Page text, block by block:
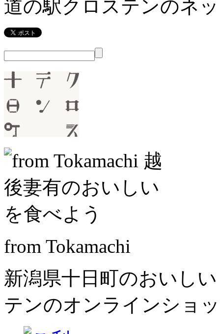
道の駅クロステンのネ
from Tokamachi
新潟県十日町のおいし
テンのオンラインショ